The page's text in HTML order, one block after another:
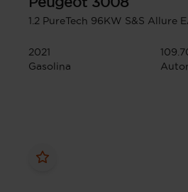
1.2 PureTech 96KW S&S Allure
2021
Gasolina